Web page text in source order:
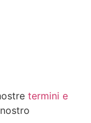
termini e